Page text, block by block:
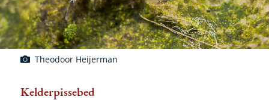
Theodoor Heijerman
Kelderpissebed